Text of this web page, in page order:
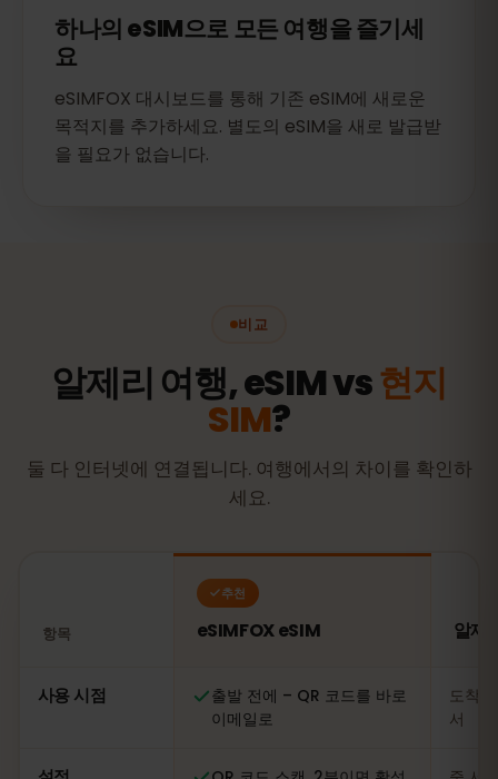
하나의 eSIM으로 모든 여행을 즐기세
요
eSIMFOX 대시보드를 통해 기존 eSIM에 새로운
목적지를 추가하세요. 별도의 eSIM을 새로 발급받
을 필요가 없습니다.
비교
알제리 여행, eSIM vs현지
SIM?
둘 다 인터넷에 연결됩니다. 여행에서의 차이를 확인하
세요.
항목
추천
eSIMFOX eSIM 알제
사용 시점
출발 전에 – QR 코드를 바로
이메일로
도착
서